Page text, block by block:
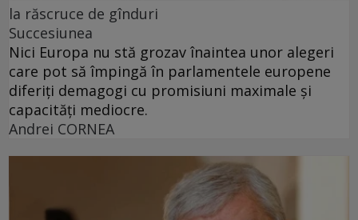
la răscruce de gînduri
Succesiunea
Nici Europa nu stă grozav înaintea unor alegeri
care pot să împingă în parlamentele europene
diferiți demagogi cu promisiuni maximale și
capacități mediocre.
Andrei CORNEA